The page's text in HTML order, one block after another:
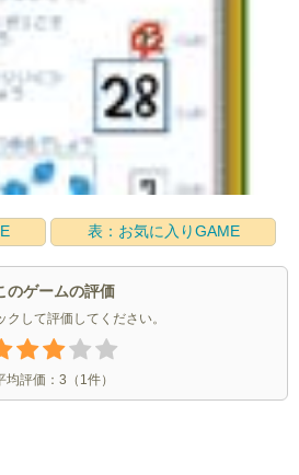
表：お気に入りGAME
のゲームの評価
クして評価してください。
均評価： 3 （ 1件）